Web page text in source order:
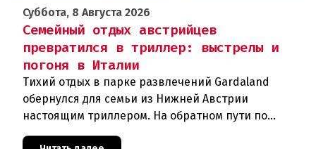
Суббота, 8 Августа 2026
Семейный отдых австрийцев
превратился в триллер: выстрелы и
погоня в Италии
Тихий отдых в парке развлечений Gardaland
обернулся для семьи из Нижней Австрии
настоящим триллером. На обратном пути по
автостраде между Вероной и Венецией их машина